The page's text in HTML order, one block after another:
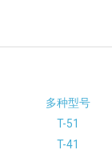
多种型号
T-51
T-41